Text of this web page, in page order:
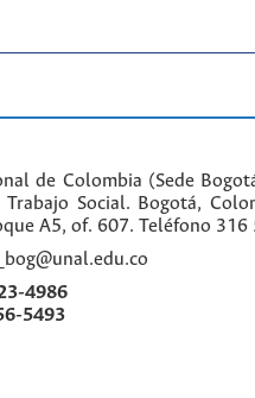
de Colombia (Sede
Trabajo Social. Bogotá,
A5, of. 607. Teléfono
4986
5493